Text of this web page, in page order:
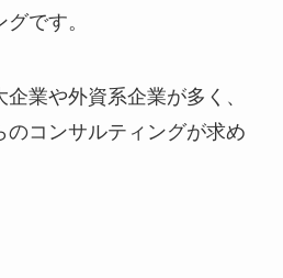
です。
業や外資系企業が多く、
のコンサルティングが求め